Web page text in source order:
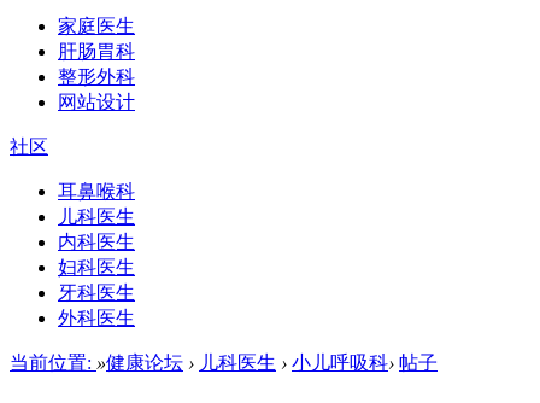
家庭医生
肝肠胃科
整形外科
网站设计
社区
耳鼻喉科
儿科医生
内科医生
妇科医生
牙科医生
外科医生
当前位置: »健康论坛 › 儿科医生 › 小儿呼吸科› 帖子